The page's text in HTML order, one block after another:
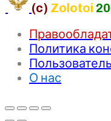
(c) Zolotoi
Политика
О нас